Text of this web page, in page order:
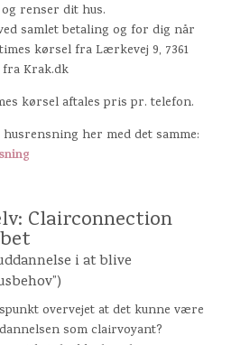
renser dit hus.
samlet betaling og for dig når
kørsel fra Lærkevej 9, 7361
Krak.dk
kørsel aftales pris pr. telefon.
her med det samme:
Clairconnection
i at blive
overvejet at det kunne være
som clairvoyant?